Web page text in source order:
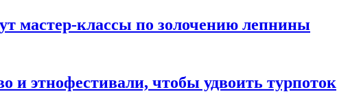
мастер-классы по золочению лепнины
и этнофестивали, чтобы удвоить турпоток